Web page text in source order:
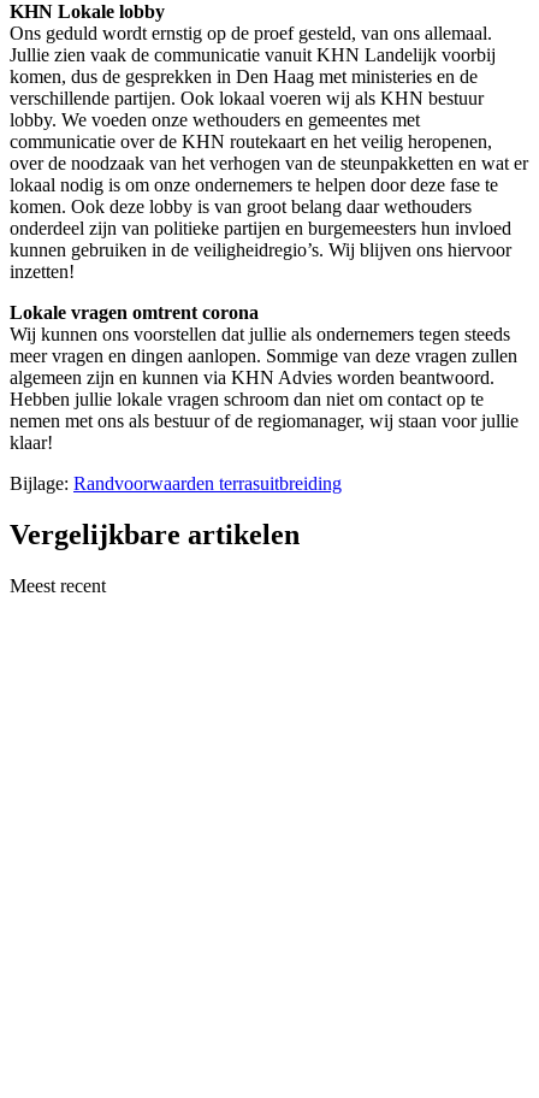
KHN Lokale lobby
Ons geduld wordt ernstig op de proef gesteld, van ons allemaal.
Jullie zien vaak de communicatie vanuit KHN Landelijk voorbij
komen, dus de gesprekken in Den Haag met ministeries en de
verschillende partijen. Ook lokaal voeren wij als KHN bestuur
lobby. We voeden onze wethouders en gemeentes met
communicatie over de KHN routekaart en het veilig heropenen,
over de noodzaak van het verhogen van de steunpakketten en wat er
lokaal nodig is om onze ondernemers te helpen door deze fase te
komen. Ook deze lobby is van groot belang daar wethouders
onderdeel zijn van politieke partijen en burgemeesters hun invloed
kunnen gebruiken in de veiligheidregio’s. Wij blijven ons hiervoor
inzetten!
Lokale vragen omtrent corona
Wij kunnen ons voorstellen dat jullie als ondernemers tegen steeds
meer vragen en dingen aanlopen. Sommige van deze vragen zullen
algemeen zijn en kunnen via KHN Advies worden beantwoord.
Hebben jullie lokale vragen schroom dan niet om contact op te
nemen met ons als bestuur of de regiomanager, wij staan voor jullie
klaar!
Bijlage: Randvoorwaarden terrasuitbreiding
Vergelijkbare artikelen
Meest recent